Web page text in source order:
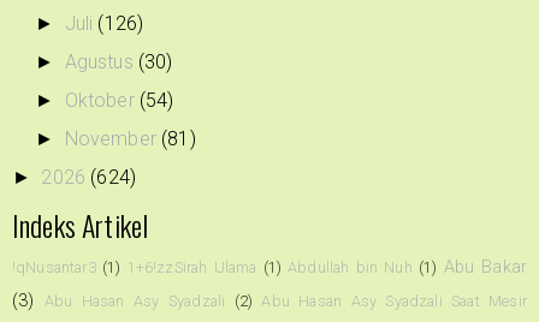
► Juli (126)
► Agustus (30)
► Oktober (54)
► November (81)
► 2026 (624)
Indeks Artikel
!qNusantar3 (1) 1+6!zzSirah Ulama (1) Abdullah bin Nuh (1) Abu Bakar
(3)
Abu Hasan Asy Syadzali (2) Abu Hasan Asy Syadzali Saat Mesir